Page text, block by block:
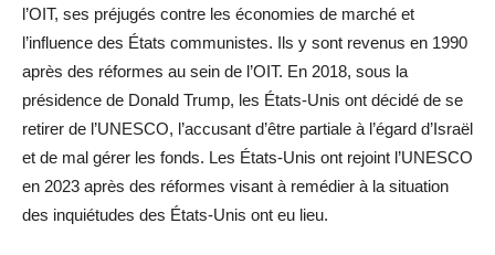
l’OIT, ses préjugés contre les économies de marché et
l’influence des États communistes. Ils y sont revenus en 1990
après des réformes au sein de l’OIT. En 2018, sous la
présidence de Donald Trump, les États-Unis ont décidé de se
retirer de l’UNESCO, l’accusant d’être partiale à l’égard d’Israël
et de mal gérer les fonds. Les États-Unis ont rejoint l’UNESCO
en 2023 après des réformes visant à remédier à la situation
des inquiétudes des États-Unis ont eu lieu.